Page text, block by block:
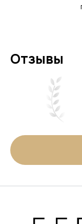
Отзывы